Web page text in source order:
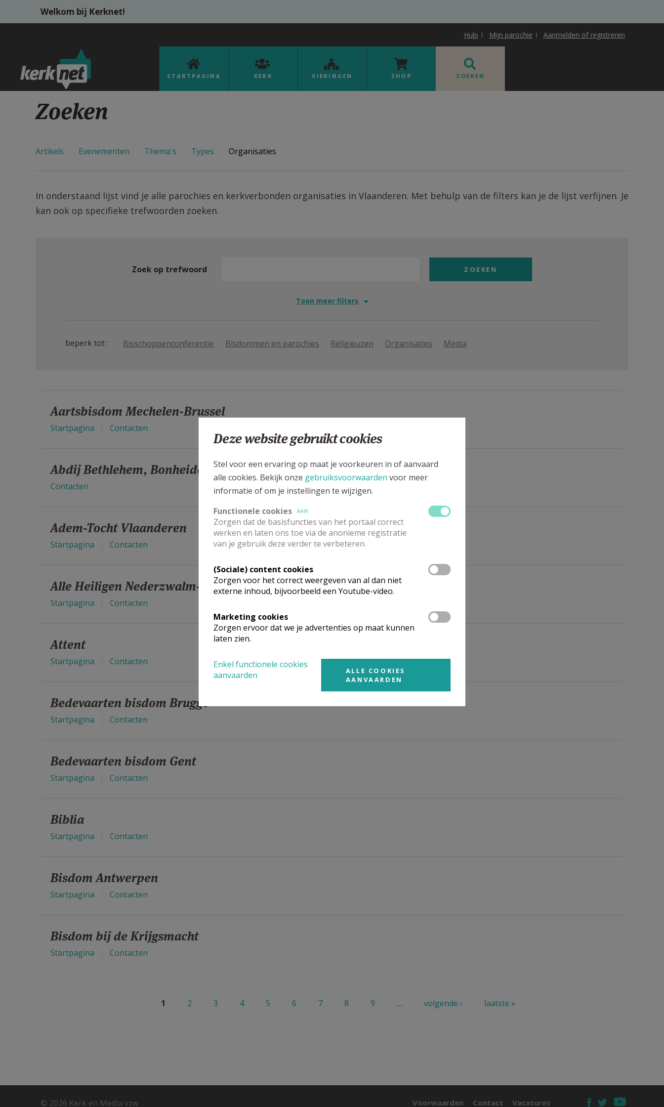
Overslaan en naar de inhoud gaan
Welkom bij Kerknet!
Hulp Mijn parochie Aanmelden of registreren
STARTPAGINA KERK VIERINGEN SHOP ZOEKEN
Zoeken
Artikels Evenementen Thema's Types Organisaties
In onderstaand lijst vind je alle parochies en kerkverbonden organisaties in Vlaanderen. Met behulp van de filters kan je de lijst verfijnen. Je
kan ook op specifieke trefwoorden zoeken.
Zoek op trefwoord
Toon meer filters
beperk tot Bisschoppenconferentie Bisdommen en parochies Religieuzen Organisaties Media
Aartsbisdom Mechelen-Brussel
Startpagina Contacten
Abdij Bethlehem, Bonheiden
Contacten
Adem-Tocht Vlaanderen
Startpagina Contacten
Alle Heiligen Nederzwalm-Hermelgem
Startpagina Contacten
Attent
Startpagina Contacten
Bedevaarten bisdom Brugge
Startpagina Contacten
Bedevaarten bisdom Gent
Startpagina Contacten
Biblia
Startpagina Contacten
Bisdom Antwerpen
Startpagina Contacten
Bisdom bij de Krijgsmacht
Startpagina Contacten
1 2 3 4 5 6 7 8 9 … volgende › laatste »
© 2026 Kerk en Media vzw Vacatures
Contact
Voorwaarden
Deze website gebruikt cookies
Stel voor een ervaring op maat je voorkeuren in of aanvaard
alle cookies. Bekijk onze gebruiksvoorwaarden voor meer
informatie of om je instellingen te wijzigen.
Functionele cookies
AAN
Zorgen dat de basisfuncties van het portaal correct
werken en laten ons toe via de anonieme registratie
van je gebruik deze verder te verbeteren.
(Sociale) content cookies
Zorgen voor het correct weergeven van al dan niet
externe inhoud, bijvoorbeeld een Youtube-video.
Marketing cookies
Zorgen ervoor dat we je advertenties op maat kunnen
laten zien.
Enkel functionele cookies
aanvaarden
ALLE COOKIES
AANVAARDEN